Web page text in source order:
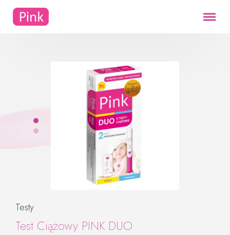
Testy
Test Ciążowy PINK DUO